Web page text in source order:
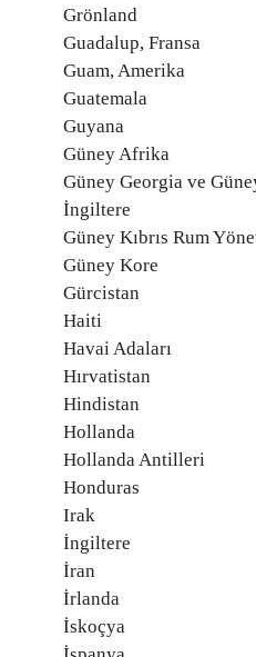
Grönland
Guadalup, Fransa
Guam, Amerika
Guatemala
Guyana
Güney Afrika
Güney Georgia ve
İngiltere
Güney Kıbrıs Rum
Güney Kore
Gürcistan
Haiti
Havai Adaları
Hırvatistan
Hindistan
Hollanda
Hollanda Antilleri
Honduras
Irak
İngiltere
İran
İrlanda
İskoçya